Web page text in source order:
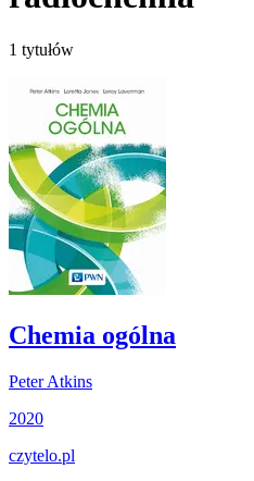
1 tytułów
Chemia ogólna
Peter Atkins
2020
czytelo.pl